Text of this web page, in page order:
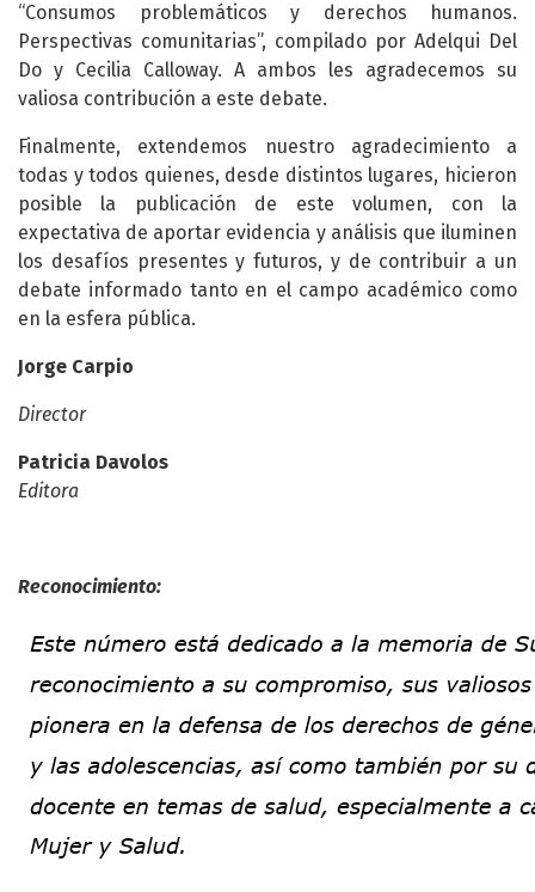
“Consumos problemáticos y derechos humanos.
Perspectivas comunitarias”, compilado por Adelqui Del
Do y Cecilia Calloway. A ambos les agradecemos su
valiosa contribución a este debate.
Finalmente, extendemos nuestro agradecimiento a
todas y todos quienes, desde distintos lugares, hicieron
posible la publicación de este volumen, con la
expectativa de aportar evidencia y análisis que iluminen
los desafíos presentes y futuros, y de contribuir a un
debate informado tanto en el campo académico como
en la esfera pública.
Jorge Carpio
Director
Patricia Davolos
Editora
Reconocimiento: